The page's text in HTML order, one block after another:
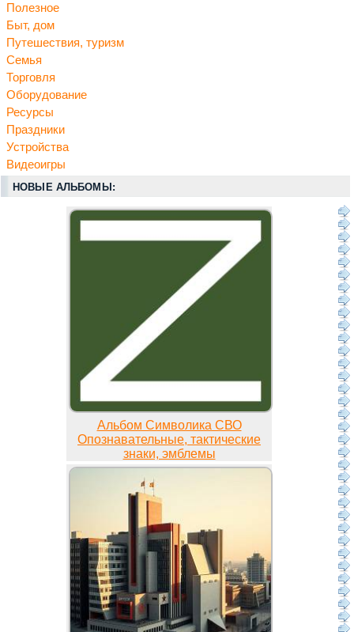
Полезное
Быт, дом
Путешествия, туризм
Семья
Торговля
Оборудование
Ресурсы
Праздники
Устройства
Видеоигры
НОВЫЕ АЛЬБОМЫ:
Альбом Символика СВО
Опознавательные, тактические
знаки, эмблемы